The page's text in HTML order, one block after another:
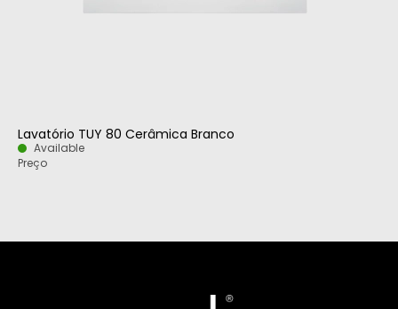
Lavatório TUY 80 Cerâmica Branco
Available
Preço